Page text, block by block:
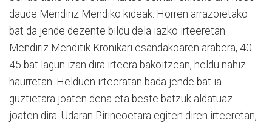
daude Mendiriz Mendiko kideak. Horren arrazoietako
bat da jende dezente bildu dela iazko irteeretan:
Mendiriz Menditik Kronikari esandakoaren arabera, 40-
45 bat lagun izan dira irteera bakoitzean, heldu nahiz
haurretan. Helduen irteeratan bada jende bat ia
guztietara joaten dena eta beste batzuk aldatuaz
joaten dira. Udaran Pirineoetara egiten diren irteeretan,